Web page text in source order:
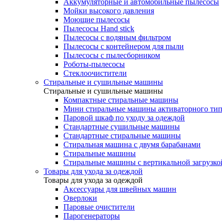
Аккумуляторные и автомобильные пылесосы
Мойки высокого давления
Моющие пылесосы
Пылесосы Hand stick
Пылесосы с водяным фильтром
Пылесосы с контейнером для пыли
Пылесосы с пылесборником
Роботы-пылесосы
Стеклоочистители
Стиральные и сушильные машины
Стиральные и сушильные машины
Компактные стиральные машины
Мини стиральные машины активаторного
Паровой шкаф по уходу за одеждой
Стандартные сушильные машины
Стандартные стиральные машины
Стиральная машина с двумя барабанами
Стиральные машины
Стиральные машины с вертикальной
Товары для ухода за одеждой
Товары для ухода за одеждой
Аксессуары для швейных машин
Оверлоки
Паровые очистители
Парогенераторы